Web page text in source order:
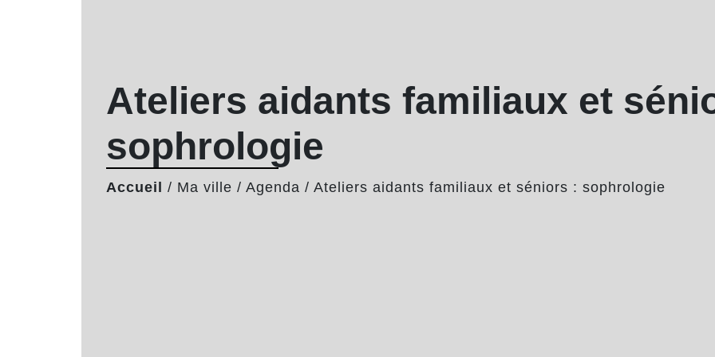
Ateliers aidants familiaux et
sophrologie
Accueil / Ma ville / Agenda / Ateliers aidants familiaux et séniors : sophrologie